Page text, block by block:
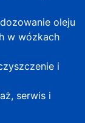
oleju
w wózkach
i
serwis i